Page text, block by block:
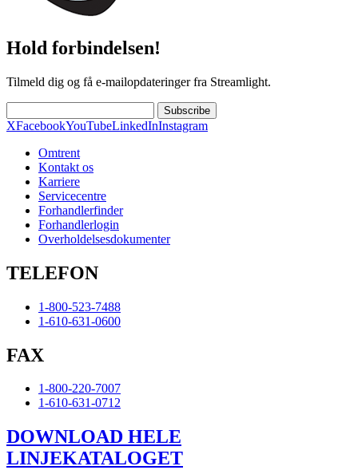
Hold forbindelsen!
Tilmeld dig og få e-mailopdateringer fra Streamlight.
Subscribe
XFacebookYouTubeLinkedInInstagram
Omtrent
Kontakt os
Karriere
Servicecentre
Forhandlerfinder
Forhandlerlogin
Overholdelsesdokumenter
TELEFON
1-800-523-7488
1-610-631-0600
FAX
1-800-220-7007
1-610-631-0712
DOWNLOAD HELE
LINJEKATALOGET